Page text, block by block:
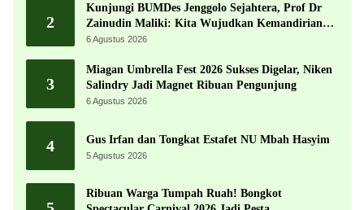
2
Kunjungi BUMDes Jenggolo Sejahtera, Prof Dr
Zainudin Maliki: Kita Wujudkan Kemandirian
Ekonomi dengan Potensi Desa
6 Agustus 2026
3
Miagan Umbrella Fest 2026 Sukses Digelar, Niken
Salindry Jadi Magnet Ribuan Pengunjung
6 Agustus 2026
4 Gus Irfan dan Tongkat Estafet NU Mbah Hasyim
5 Agustus 2026
Ribuan Warga Tumpah Ruah! Bongkot